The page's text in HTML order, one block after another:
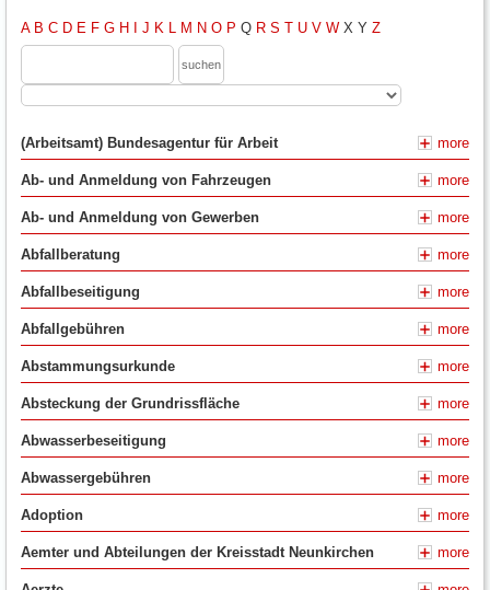
A B C D E F G H I J K L M N O P Q R S T U V W X Y Z
(Arbeitsamt) Bundesagentur für Arbeit more
Ab- und Anmeldung von Fahrzeugen more
Ab- und Anmeldung von Gewerben more
Abfallberatung more
Abfallbeseitigung more
Abfallgebühren more
Abstammungsurkunde more
Absteckung der Grundrissfläche more
Abwasserbeseitigung more
Abwassergebühren more
Adoption more
Aemter und Abteilungen der Kreisstadt Neunkirchen more